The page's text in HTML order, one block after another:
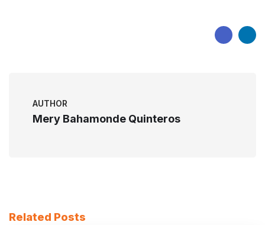
AUTHOR
Mery Bahamonde Quinteros
Related Posts